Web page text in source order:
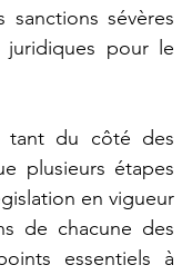
sévères
juridiques pour le
tant du côté des
plusieurs étapes
en vigueur
de chacune des
essentiels à